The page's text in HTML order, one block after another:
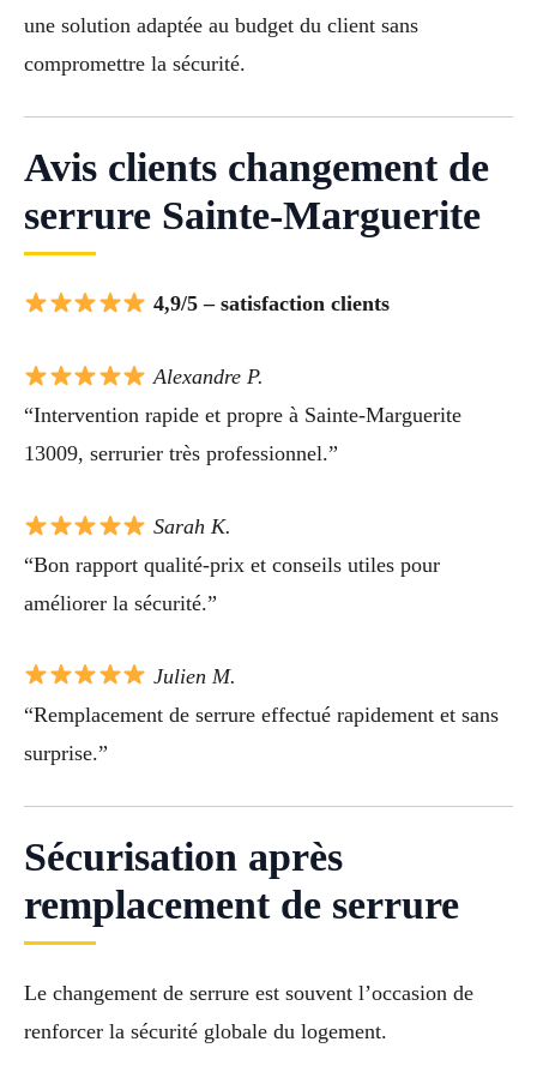
une solution adaptée au budget du client sans
compromettre la sécurité.
Avis clients changement de
serrure Sainte-Marguerite
4,9/5 – satisfaction clients
Alexandre P.
“Intervention rapide et propre à Sainte-Marguerite
13009, serrurier très professionnel.”
Sarah K.
“Bon rapport qualité-prix et conseils utiles pour
améliorer la sécurité.”
Julien M.
“Remplacement de serrure effectué rapidement et sans
surprise.”
Sécurisation après
remplacement de serrure
Le changement de serrure est souvent l’occasion de
renforcer la sécurité globale du logement.